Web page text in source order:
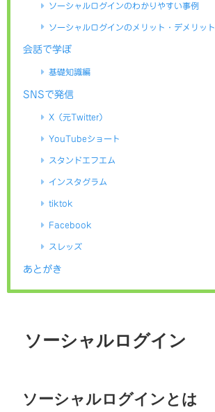
ソーシャルログインのわかりやすい事例
ソーシャルログインのメリット・デメリット
会話で学ぼ
基礎知識編
SNSで発信
X（元Twitter）
YouTubeショート
スタンドエフエム
インスタグラム
tiktok
Facebook
スレッズ
あとがき
ソーシャルログイン
ソーシャルログインとは